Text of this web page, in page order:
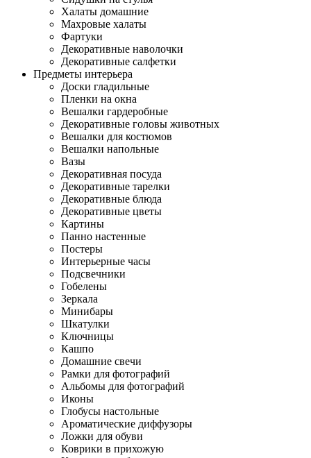
Халаты домашние
Махровые халаты
Фартуки
Декоративные наволочки
Декоративные салфетки
Предметы интерьера
Доски гладильные
Пленки на окна
Вешалки гардеробные
Декоративные головы животных
Вешалки для костюмов
Вешалки напольные
Вазы
Декоративная посуда
Декоративные тарелки
Декоративные блюда
Декоративные цветы
Картины
Панно настенные
Постеры
Интерьерные часы
Подсвечники
Гобелены
Зеркала
Минибары
Шкатулки
Ключницы
Кашпо
Домашние свечи
Рамки для фотографий
Альбомы для фотографий
Иконы
Глобусы настольные
Ароматические диффузоры
Ложки для обуви
Коврики в прихожую